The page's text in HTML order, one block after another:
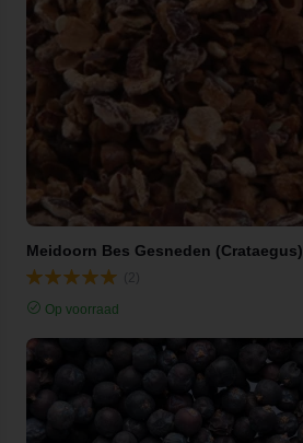
Meidoorn Bes Gesneden (Crataegus)
Op voorraad